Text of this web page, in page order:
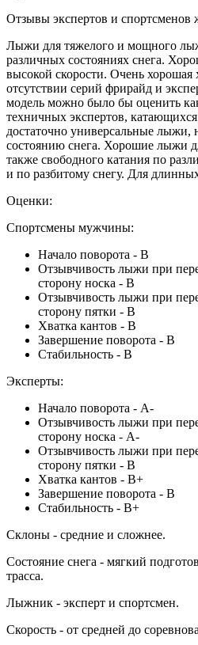
Отзывы экспертов и
Лыжи для тяжелого и мощного
различных состояниях снега.
высокой скорости. Очень хорошая
отсутствии серий фрирайд и
модель можно было бы оценить
техничных экспертов,
достаточно универсальные лыжи,
состоянию снега. Хорошие лыжи
также свободного катания по
и по разбитому снегу. Для
Оценки:
Спортсмены мужчины:
Начало поворота - В
Отзывчивость лыжи при
сторону носка - В
Отзывчивость лыжи при
сторону пятки - В
Хватка кантов - В
Завершение поворота - В
Стабильность - В
Эксперты:
Начало поворота - А-
Отзывчивость лыжи при
сторону носка - А-
Отзывчивость лыжи при
сторону пятки - В
Хватка кантов - В+
Завершение поворота - В
Стабильность - В+
Склоны - средние и сложнее.
Состояние снега - мягкий
трасса.
Лыжник - эксперт и спортсмен.
Скорость - от средней до